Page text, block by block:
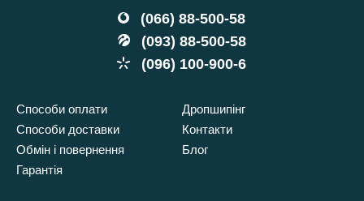
(066) 88-500-58
(093) 88-500-58
(096) 100-900-6
Способи оплати
Способи доставки
Обмін і повернення
Гарантія
Дропшипінг
Контакти
Блог